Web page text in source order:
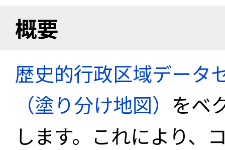
概要
歴史的行政区域データ
（塗り分け地図） をベ
します。これにより、